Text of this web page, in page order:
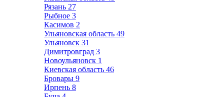
Рязань 27
Рыбное 3
Касимов 2
Ульяновская область 49
Ульяновск 31
Димитровград 3
Новоульяновск 1
Киевская область 46
Бровары 9
Ирпень 8